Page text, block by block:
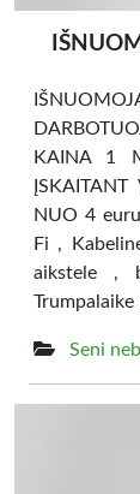
KAINA 1
NUO 4
Fi ,
aikstele ,
Seni